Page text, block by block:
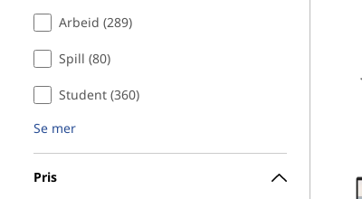
Arbeid (289)
Spill (80)
Student (360)
Se mer
Pris